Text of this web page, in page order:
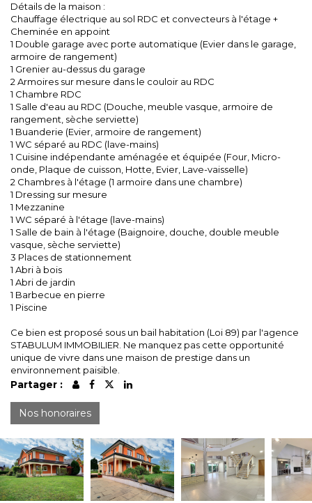
Détails de la maison :
Chauffage électrique au sol RDC et convecteurs à l'étage +
Cheminée en appoint
1 Double garage avec porte automatique (Evier dans le garage,
armoire de rangement)
1 Grenier au-dessus du garage
2 Armoires sur mesure dans le couloir au RDC
1 Chambre RDC
1 Salle d'eau au RDC (Douche, meuble vasque, armoire de
rangement, sèche serviette)
1 Buanderie (Evier, armoire de rangement)
1 WC séparé au RDC (lave-mains)
1 Cuisine indépendante aménagée et équipée (Four, Micro-
onde, Plaque de cuisson, Hotte, Evier, Lave-vaisselle)
2 Chambres à l'étage (1 armoire dans une chambre)
1 Dressing sur mesure
1 Mezzanine
1 WC séparé à l'étage (lave-mains)
1 Salle de bain à l'étage (Baignoire, douche, double meuble
vasque, sèche serviette)
3 Places de stationnement
1 Abri à bois
1 Abri de jardin
1 Barbecue en pierre
1 Piscine
Ce bien est proposé sous un bail habitation (Loi 89) par l'agence
STABULUM IMMOBILIER. Ne manquez pas cette opportunité
unique de vivre dans une maison de prestige dans un
environnement paisible.
Partager :
Nos honoraires